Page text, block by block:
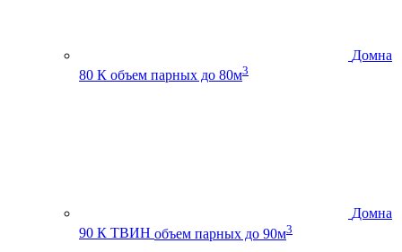
Домна
80 К объем парных до 80м3
Домна
90 К ТВИН объем парных до 90м3